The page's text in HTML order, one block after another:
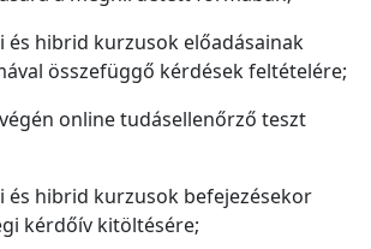
és hibrid kurzusok előadásainak
összefüggő kérdések feltételére;
online tudásellenőrző teszt
és hibrid kurzusok befejezésekor
kérdőív kitöltésére;